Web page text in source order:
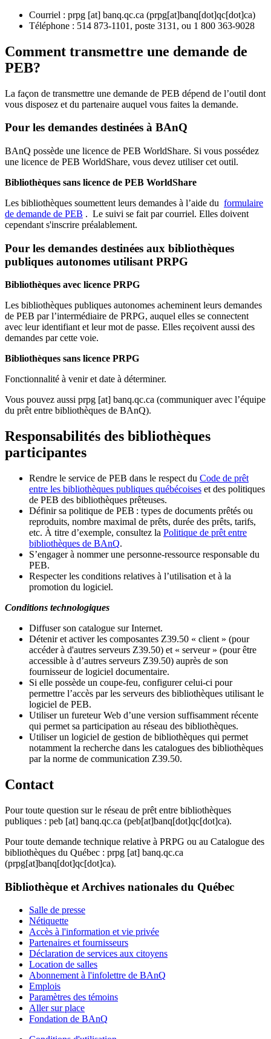
Courriel : prpg [at] banq.qc.ca (prpg[at]banq[dot]qc[dot]ca)
Téléphone : 514 873-1101, poste 3131, ou 1 800 363-9028
Comment transmettre une demande de
PEB?
La façon de transmettre une demande de PEB dépend de l’outil dont
vous disposez et du partenaire auquel vous faites la demande.
Pour les demandes destinées à BAnQ
BAnQ possède une licence de PEB WorldShare. Si vous possédez
une licence de PEB WorldShare, vous devez utiliser cet outil.
Bibliothèques sans licence de PEB WorldShare
Les bibliothèques soumettent leurs demandes à l’aide du formulaire
de demande de PEB . Le suivi se fait par courriel. Elles doivent
cependant s'inscrire préalablement.
Pour les demandes destinées aux bibliothèques
publiques autonomes utilisant PRPG
Bibliothèques avec licence PRPG
Les bibliothèques publiques autonomes acheminent leurs demandes
de PEB par l’intermédiaire de PRPG, auquel elles se connectent
avec leur identifiant et leur mot de passe. Elles reçoivent aussi des
demandes par cette voie.
Bibliothèques sans licence PRPG
Fonctionnalité à venir et date à déterminer.
Vous pouvez aussi prpg [at] banq.qc.ca (communiquer avec l’équipe
du prêt entre bibliothèques de BAnQ).
Responsabilités des bibliothèques
participantes
Rendre le service de PEB dans le respect du Code de prêt
entre les bibliothèques publiques québécoises et des politiques
de PEB des bibliothèques prêteuses.
Définir sa politique de PEB : types de documents prêtés ou
reproduits, nombre maximal de prêts, durée des prêts, tarifs,
etc. À titre d’exemple, consultez la Politique de prêt entre
bibliothèques de BAnQ.
S’engager à nommer une personne-ressource responsable du
PEB.
Respecter les conditions relatives à l’utilisation et à la
promotion du logiciel.
Conditions technologiques
Diffuser son catalogue sur Internet.
Détenir et activer les composantes Z39.50 « client » (pour
accéder à d'autres serveurs Z39.50) et « serveur » (pour être
accessible à d’autres serveurs Z39.50) auprès de son
fournisseur de logiciel documentaire.
Si elle possède un coupe-feu, configurer celui-ci pour
permettre l’accès par les serveurs des bibliothèques utilisant le
logiciel de PEB.
Utiliser un fureteur Web d’une version suffisamment récente
qui permet sa participation au réseau des bibliothèques.
Utiliser un logiciel de gestion de bibliothèques qui permet
notamment la recherche dans les catalogues des bibliothèques
par la norme de communication Z39.50.
Contact
Pour toute question sur le réseau de prêt entre bibliothèques
publiques : peb [at] banq.qc.ca (peb[at]banq[dot]qc[dot]ca).
Pour toute demande technique relative à PRPG ou au Catalogue des
bibliothèques du Québec : prpg [at] banq.qc.ca
(prpg[at]banq[dot]qc[dot]ca).
Bibliothèque et Archives nationales du Québec
Salle de presse
Nétiquette
Accès à l'information et vie privée
Partenaires et fournisseurs
Déclaration de services aux citoyens
Location de salles
Abonnement à l'infolettre de BAnQ
Emplois
Paramètres des témoins
Aller sur place
Fondation de BAnQ